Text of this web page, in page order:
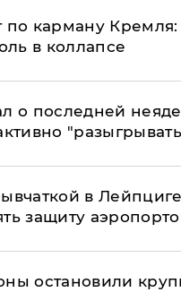
карману Кремля:
в коллапсе
о последней
в
защиту
остановили